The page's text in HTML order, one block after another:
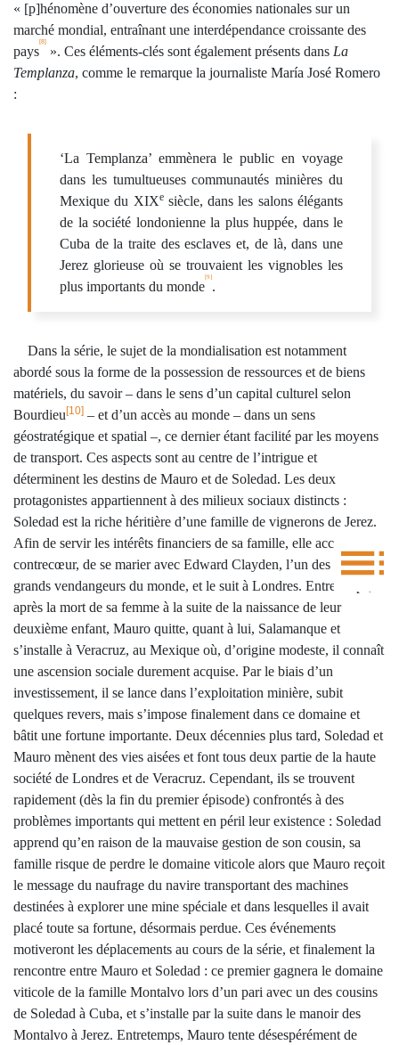
« [p]hénomène d’ouverture des économies nationales sur un
marché mondial, entraînant une interdépendance croissante des
pays
[8]
». Ces éléments-clés sont également présents dans La
Templanza, comme le remarque la journaliste María José Romero
:
‘La Templanza’ emmènera le public en voyage
dans les tumultueuses communautés minières du
Mexique du XIXesiècle, dans les salons élégants
de la société londonienne la plus huppée, dans le
Cuba de la traite des esclaves et, de là, dans une
Jerez glorieuse où se trouvaient les vignobles les
plus importants du monde
[9]
.
Dans la série, le sujet de la mondialisation est notamment
abordé sous la forme de la possession de ressources et de biens
matériels, du savoir – dans le sens d’un capital culturel selon
Bourdieu [10] – et d’un accès au monde – dans un sens
géostratégique et spatial –, ce dernier étant facilité par les moyens
de transport. Ces aspects sont au centre de l’intrigue et
déterminent les destins de Mauro et de Soledad. Les deux
protagonistes appartiennent à des milieux sociaux distincts :
Soledad est la riche héritière d’une famille de vignerons de Jerez.
Afin de servir les intérêts financiers de sa famille, elle accepte, à
contrecœur, de se marier avec Edward Clayden, l’un des plus
grands vendangeurs du monde, et le suit à Londres. Entretemps,
après la mort de sa femme à la suite de la naissance de leur
deuxième enfant, Mauro quitte, quant à lui, Salamanque et
s’installe à Veracruz, au Mexique où, d’origine modeste, il connaît
une ascension sociale durement acquise. Par le biais d’un
investissement, il se lance dans l’exploitation minière, subit
quelques revers, mais s’impose finalement dans ce domaine et
bâtit une fortune importante. Deux décennies plus tard, Soledad et
Mauro mènent des vies aisées et font tous deux partie de la haute
société de Londres et de Veracruz. Cependant, ils se trouvent
rapidement (dès la fin du premier épisode) confrontés à des
problèmes importants qui mettent en péril leur existence : Soledad
apprend qu’en raison de la mauvaise gestion de son cousin, sa
famille risque de perdre le domaine viticole alors que Mauro reçoit
le message du naufrage du navire transportant des machines
destinées à explorer une mine spéciale et dans lesquelles il avait
placé toute sa fortune, désormais perdue. Ces événements
motiveront les déplacements au cours de la série, et finalement la
rencontre entre Mauro et Soledad : ce premier gagnera le domaine
viticole de la famille Montalvo lors d’un pari avec un des cousins
de Soledad à Cuba, et s’installe par la suite dans le manoir des
Montalvo à Jerez. Entretemps, Mauro tente désespérément de